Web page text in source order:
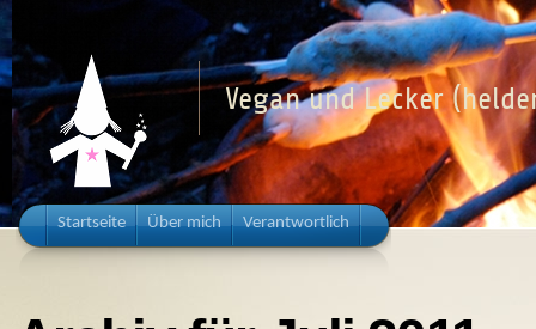
Vegan und Lecker
Startseite Über mich Verantwortlich